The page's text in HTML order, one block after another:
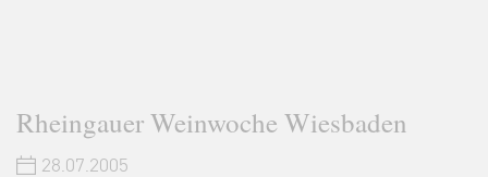
Rheingauer Weinwoche Wiesbaden
28.07.2005